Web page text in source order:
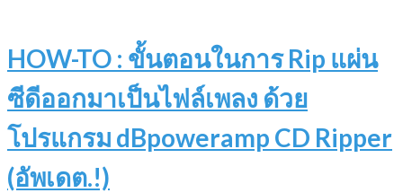
HOW-TO : ขั้นตอนในการ Rip แผ่น
ซีดีออกมาเป็นไฟล์เพลง ด้วย
โปรแกรม dBpoweramp CD Ripper
(อัพเดต.!)